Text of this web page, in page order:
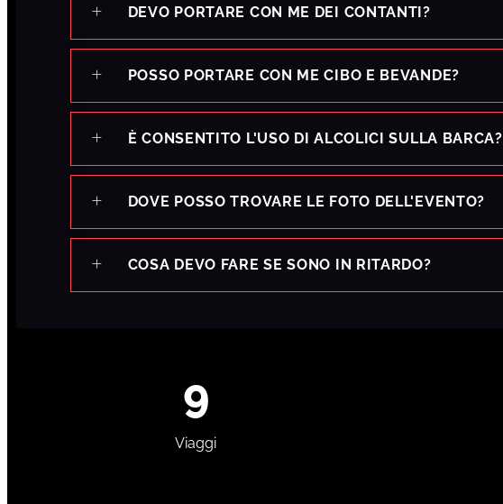
DEVO PORTARE CON ME DEI CONTANTI?
POSSO PORTARE CON ME CIBO E BEVANDE?
È CONSENTITO L'USO DI ALCOLICI SULLA BARCA?
DOVE POSSO TROVARE LE FOTO DELL'EVENTO?
COSA DEVO FARE SE SONO IN RITARDO?
12
Viaggi